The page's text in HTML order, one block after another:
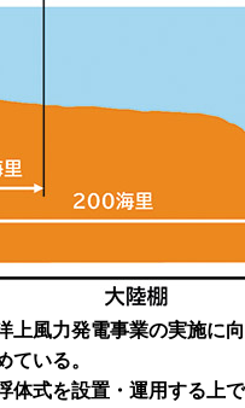
上風力発電事業の実施に向
ている。
体式を設置・運用する上で